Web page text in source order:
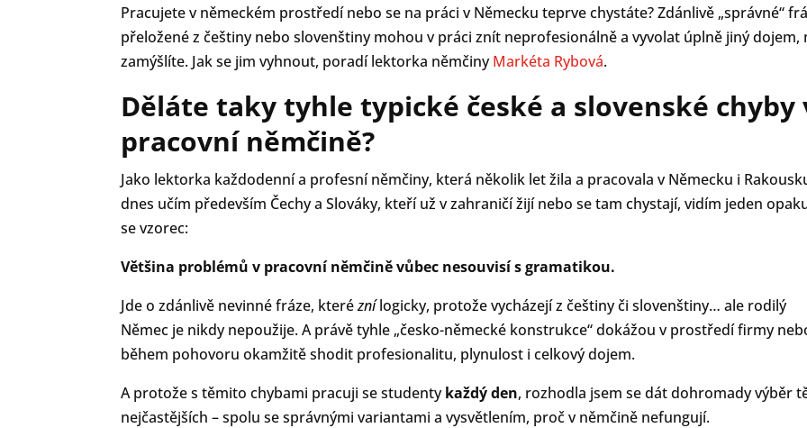
Pracujete v německém prostředí nebo se na práci v Německu teprve chystáte? Zdánlivě „správné“
přeložené z češtiny nebo slovenštiny mohou v práci znít neprofesionálně a vyvolat úplně jiný dojem,
zamýšlíte. Jak se jim vyhnout, poradí lektorka němčinyMarkéta Rybová.
Děláte taky tyhle typické české a slovenské chyby
pracovní němčině?
Jako lektorka každodenní a profesní němčiny, která několik let žila a pracovala v Německu i
dnes učím především Čechy a Slováky, kteří už v zahraničí žijí nebo se tam chystají, vidím jeden
se vzorec:
Většina problémů v pracovní němčině vůbec nesouvisí s gramatikou.
Jde o zdánlivě nevinné fráze, kteréznílogicky, protože vycházejí z češtiny či slovenštiny… ale rodilý
Němec je nikdy nepoužije. A právě tyhle „česko-německé konstrukce“ dokážou v prostředí firmy
během pohovoru okamžitě shodit profesionalitu, plynulost i celkový dojem.
A protože s těmito chybami pracuji se studentykaždý den, rozhodla jsem se dát dohromady výběr
nejčastějších – spolu se správnými variantami a vysvětlením, proč v němčině nefungují.